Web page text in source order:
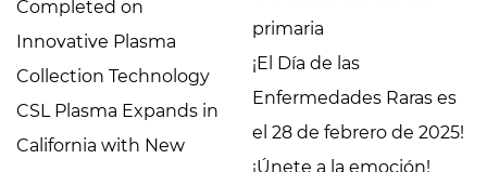
Completed on
Innovative Plasma
Collection Technology
CSL Plasma Expands in
California with New
primaria
¡El Día de las
Enfermedades Raras es
el 28 de febrero de 2025!
¡Únete a la emoción!